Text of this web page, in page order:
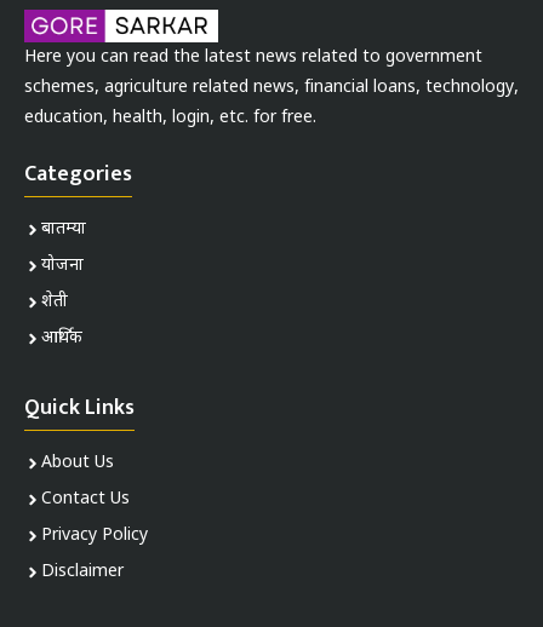
Here you can read the latest news related to government
schemes, agriculture related news, financial loans, technology,
education, health, login, etc. for free.
Categories
बातम्या
योजना
शेती
आर्थिक
Quick Links
About Us
Contact Us
Privacy Policy
Disclaimer